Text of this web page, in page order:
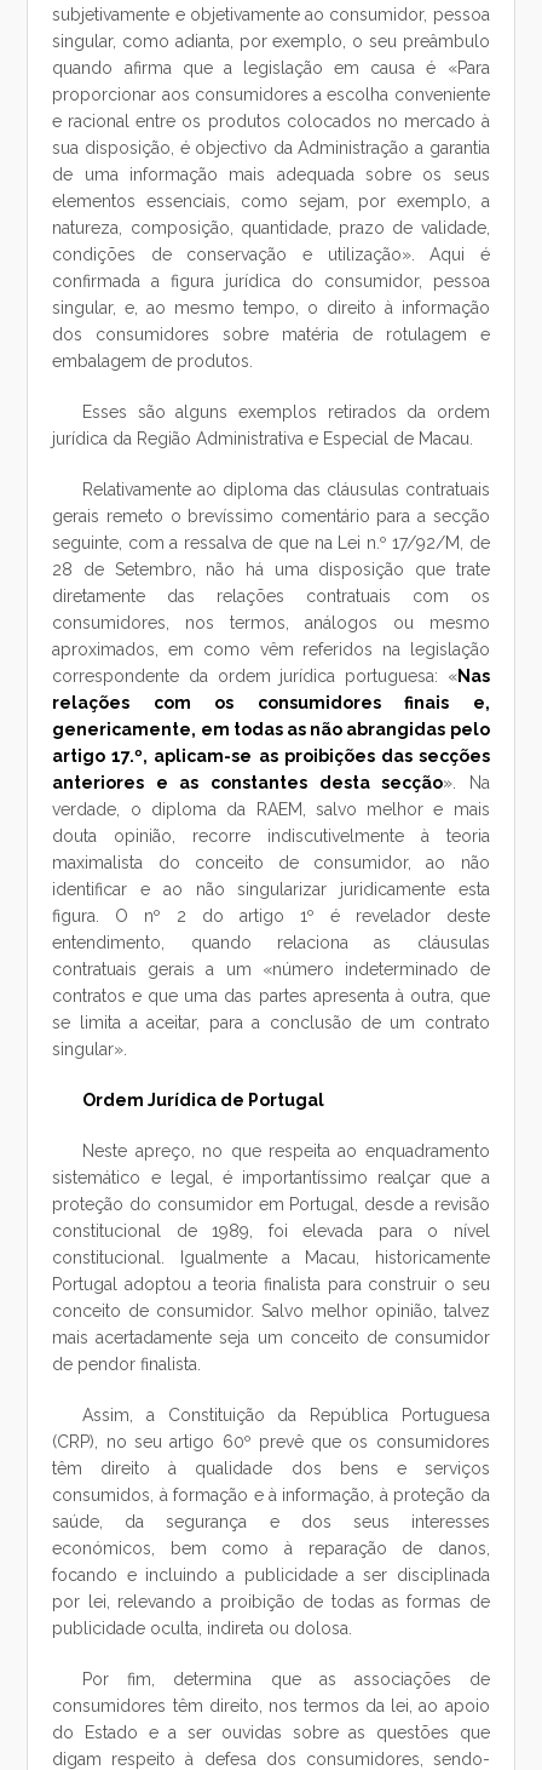
subjetivamente e objetivamente ao consumidor, pessoa
singular, como adianta, por exemplo, o seu preâmbulo
quando afirma que a legislação em causa é «Para
proporcionar aos consumidores a escolha conveniente
e racional entre os produtos colocados no mercado à
sua disposição, é objectivo da Administração a garantia
de uma informação mais adequada sobre os seus
elementos essenciais, como sejam, por exemplo, a
natureza, composição, quantidade, prazo de validade,
condições de conservação e utilização». Aqui é
confirmada a figura jurídica do consumidor, pessoa
singular, e, ao mesmo tempo, o direito à informação
dos consumidores sobre matéria de rotulagem e
embalagem de produtos.
Esses são alguns exemplos retirados da ordem
jurídica da Região Administrativa e Especial de Macau.
Relativamente ao diploma das cláusulas contratuais
gerais remeto o brevíssimo comentário para a secção
seguinte, com a ressalva de que na Lei n.º 17/92/M, de
28 de Setembro, não há uma disposição que trate
diretamente das relações contratuais com os
consumidores, nos termos, análogos ou mesmo
aproximados, em como vêm referidos na legislação
correspondente da ordem jurídica portuguesa: «Nas
relações com os consumidores finais e,
genericamente, em todas as não abrangidas pelo
artigo 17.º, aplicam-se as proibições das secções
anteriores e as constantes desta secção». Na
verdade, o diploma da RAEM, salvo melhor e mais
douta opinião, recorre indiscutivelmente à teoria
maximalista do conceito de consumidor, ao não
identificar e ao não singularizar juridicamente esta
figura. O nº 2 do artigo 1º é revelador deste
entendimento, quando relaciona as cláusulas
contratuais gerais a um «número indeterminado de
contratos e que uma das partes apresenta à outra, que
se limita a aceitar, para a conclusão de um contrato
singular».
Ordem Jurídica de Portugal
Neste apreço, no que respeita ao enquadramento
sistemático e legal, é importantíssimo realçar que a
proteção do consumidor em Portugal, desde a revisão
constitucional de 1989, foi elevada para o nível
constitucional. Igualmente a Macau, historicamente
Portugal adoptou a teoria finalista para construir o seu
conceito de consumidor. Salvo melhor opinião, talvez
mais acertadamente seja um conceito de consumidor
de pendor finalista.
Assim, a Constituição da República Portuguesa
(CRP), no seu artigo 60º prevê que os consumidores
têm direito à qualidade dos bens e serviços
consumidos, à formação e à informação, à proteção da
saúde, da segurança e dos seus interesses
económicos, bem como à reparação de danos,
focando e incluindo a publicidade a ser disciplinada
por lei, relevando a proibição de todas as formas de
publicidade oculta, indireta ou dolosa.
Por fim, determina que as associações de
consumidores têm direito, nos termos da lei, ao apoio
do Estado e a ser ouvidas sobre as questões que
digam respeito à defesa dos consumidores, sendo-